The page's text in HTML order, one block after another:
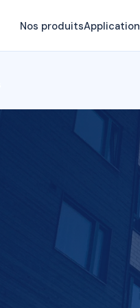
Nos produitsApplication